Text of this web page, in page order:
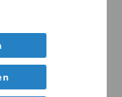
mit der
dürfte das
Fokus als